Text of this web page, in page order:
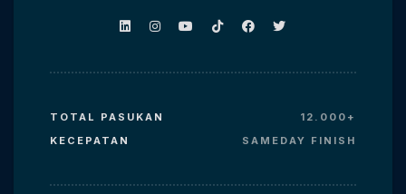
TOTAL PASUKAN
12.000+
KECEPATAN
SAMEDAY FINISH